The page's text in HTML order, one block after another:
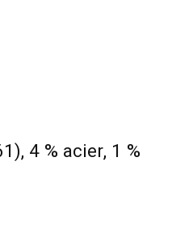
4 % acier, 1 %